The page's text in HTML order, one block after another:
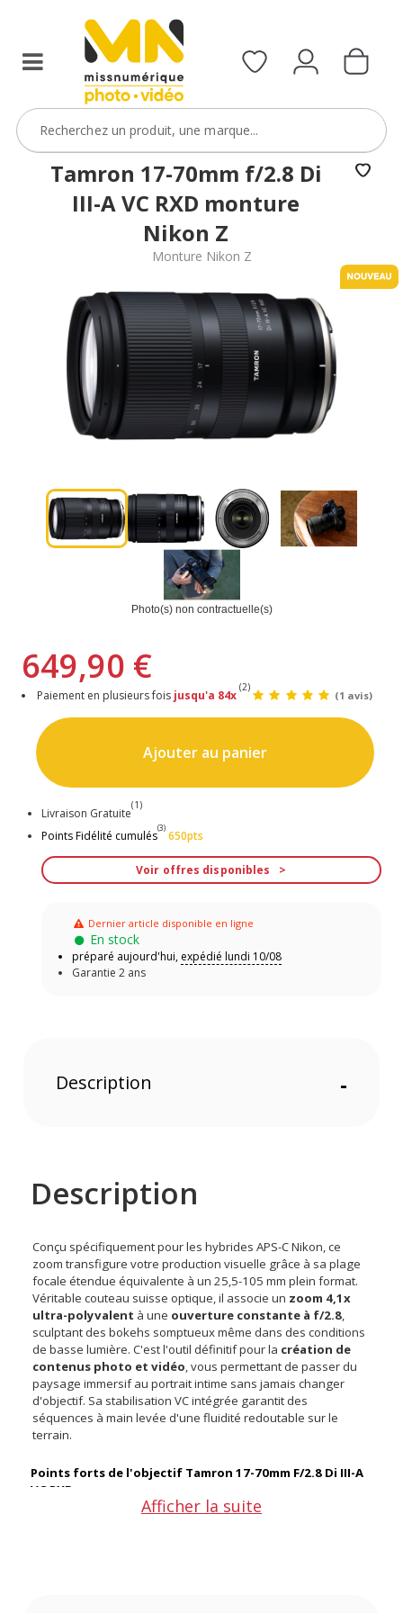
le
ObjectifFiltre5
VOIR L'OFFRE
Tamron 17-70mm f/2.8 Di
III-A VC RXD monture
Nikon Z
Monture Nikon Z
Photo(s) non contractuelle(s)
649,90 €
Paiement en plusieurs fois jusqu'a 84x
(2)
(1 avis)
Ajouter au panier
Livraison Gratuite
(1)
Points Fidélité cumulés
(3)
650pts
Voir offres disponibles
Dernier article disponible en ligne
En stock
préparé aujourd'hui, expédié lundi 10/08
Garantie 2 ans
Description -
Description
Conçu spécifiquement pour les hybrides APS-C Nikon, ce
zoom transfigure votre production visuelle grâce à sa plage
focale étendue équivalente à un 25,5-105 mm plein format.
Véritable couteau suisse optique, il associe un zoom 4,1x
ultra-polyvalent à une ouverture constante à f/2.8,
sculptant des bokehs somptueux même dans des conditions
de basse lumière. C'est l'outil définitif pour la création de
contenus photo et vidéo, vous permettant de passer du
paysage immersif au portrait intime sans jamais changer
d'objectif. Sa stabilisation VC intégrée garantit des
séquences à main levée d'une fluidité redoutable sur le
terrain.
Points forts de l'objectif Tamron 17-70mm F/2.8 Di III-A
VC RXD :
Plage focale étendue pour une polyvalence absolue sur
Afficher la suite